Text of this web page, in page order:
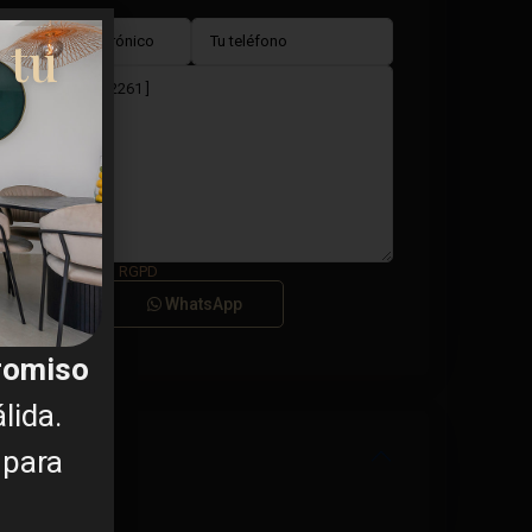
el Términos del RGPD
Llamar WhatsApp
tu